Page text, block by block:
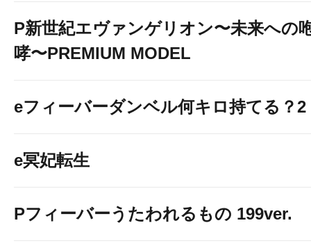
P新世紀エヴァンゲリオン〜未来への
哮〜PREMIUM MODEL
eフィーバーダンベル何キロ持てる？2
e冥妃転生
Pフィーバーうたわれるもの 199ver.